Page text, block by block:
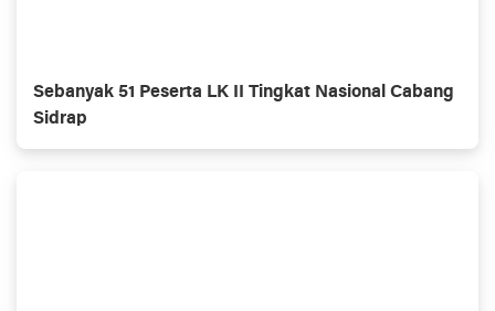
Sebanyak 51 Peserta LK II Tingkat Nasional Cabang
Sidrap